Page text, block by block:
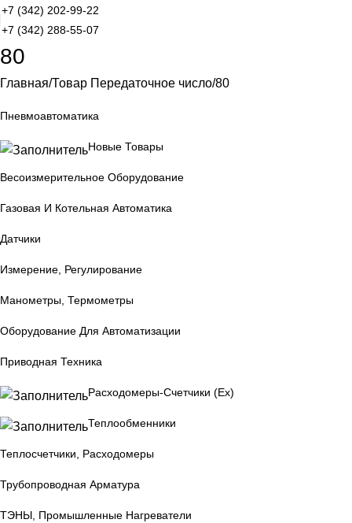
+7 (342) 202-99-22
+7 (342) 288-55-07
80
Главная Товар Передаточное число 80
Пневмоавтоматика
Новые Товары
Весоизмерительное Оборудование
Газовая И Котельная Автоматика
Датчики
Измерение, Регулирование
Манометры, Термометры
Оборудование Для Автоматизации
Приводная Техника
Расходомеры-Счетчики (Ex)
Теплообменники
Теплосчетчики, Расходомеры
Трубопроводная Арматура
ТЭНЫ, Промышленные Нагреватели